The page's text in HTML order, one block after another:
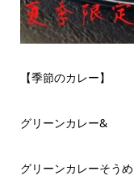
【季節のカレー】
グリーンカレー&
グリーンカレーそう